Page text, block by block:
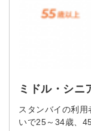
ミドル・シニ
スタンバイの利
いで25～34歳、